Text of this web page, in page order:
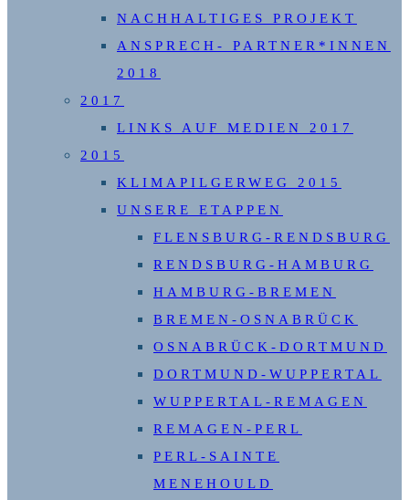
NACHHALTIGES PROJEKT
ANSPRECH- PARTNER*INNEN
2018
2017
LINKS AUF MEDIEN 2017
2015
KLIMAPILGERWEG 2015
UNSERE ETAPPEN
FLENSBURG-RENDSBURG
RENDSBURG-HAMBURG
HAMBURG-BREMEN
BREMEN-OSNABRÜCK
OSNABRÜCK-DORTMUND
DORTMUND-WUPPERTAL
WUPPERTAL-REMAGEN
REMAGEN-PERL
PERL-SAINTE
MENEHOULD